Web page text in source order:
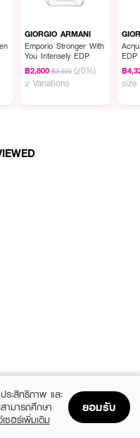
GIORGIO ARMANI
Emporio Stronger With
You Intensely EDP
฿2,800 ฿3,500 (20%)
2 Variations
EDP
฿
size
ระสิทธิภาพ และ
ามารถศึกษา
ซอร์เพิ่มเติม
ยอมรับ